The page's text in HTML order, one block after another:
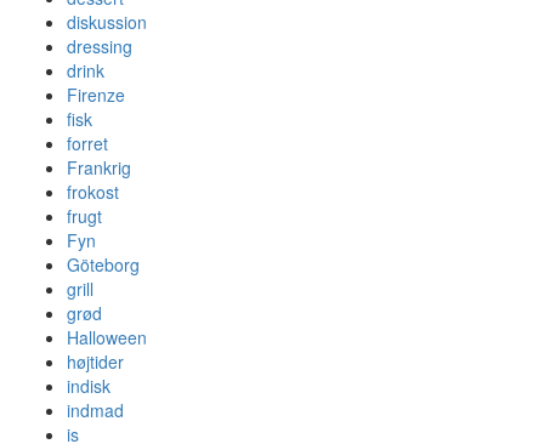
diskussion
dressing
drink
Firenze
fisk
forret
Frankrig
frokost
frugt
Fyn
Göteborg
grill
grød
Halloween
højtider
indisk
indmad
is